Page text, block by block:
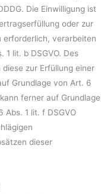
Die Einwilligung ist
oder zur
erforderlich, verarbeiten
1 lit. b DSGVO. Des
zur Erfüllung einer
Grundlage von Art. 6
ferner auf Grundlage
1 lit. f DSGVO
dieser